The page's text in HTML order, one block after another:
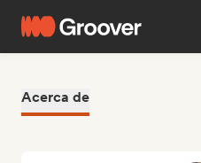
Acerca de